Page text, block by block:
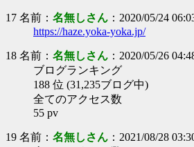
17 名前： 名無しさん ：2020/05/24
https://haze.yoka-yoka.jp/
18 名前： 名無しさん ：2020/05/26
ブログランキング
188 位 (31,235ブログ中)
全てのアクセス数
55 pv
19 名前： 名無しさん ：2021/08/28